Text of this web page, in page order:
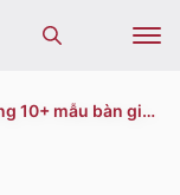
Chiêm ngưỡng 10+ mẫu bàn giám đốc gỗ xoan đào tinh xảo